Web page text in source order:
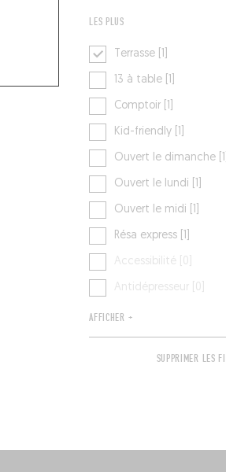
LES PLUS
13 à table [1]
Comptoir [1]
Kid-friendly [1]
Ouvert le dimanche [1]
Ouvert le lundi [1]
Ouvert le midi [1]
Résa express [1]
Terrasse [1]
Accessibilité [0]
Antidépresseur [0]
AFFICHER +
SUPPRIMER LES